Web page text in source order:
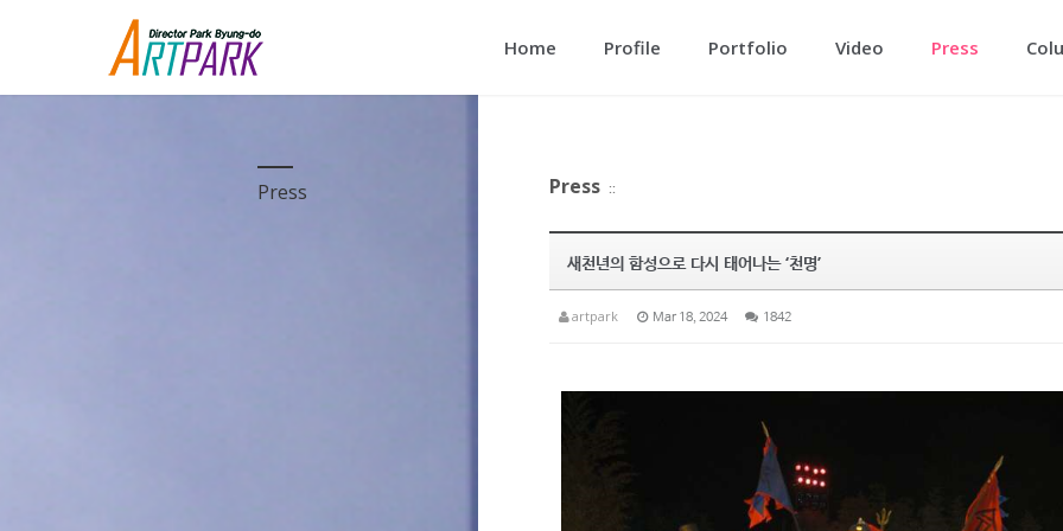
Home
Profile Portfolio Video Press
Press Press ::
새천년의 함성으로 다시 태어나는 ‘천명’
artpark Mar 18, 2024 1842